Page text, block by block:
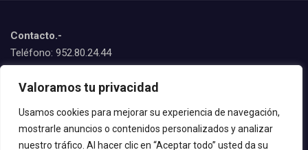
Valoramos tu privacidad
Usamos cookies para mejorar su experiencia de navegación,
mostrarle anuncios o contenidos personalizados y analizar
nuestro tráfico. Al hacer clic en “Aceptar todo” usted da su
Contacto.-
Teléfono: 952.80.24.44
juventud@estepona.es
© 2020 Delegación de Juventud